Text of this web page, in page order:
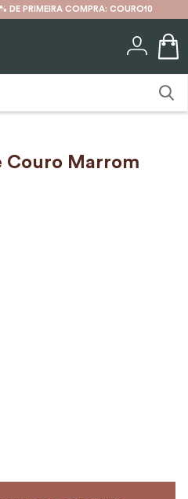
DE PRIMEIRA COMPRA: COURO10
Couro Marrom